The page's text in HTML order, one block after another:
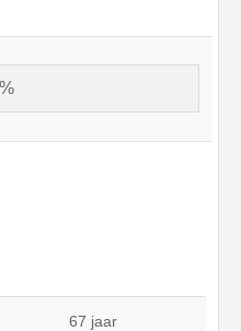
67 jaar